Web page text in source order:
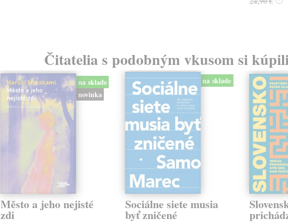
Čitatelia s podobným vkusom si
na sklade
novinka
Město a jeho nejisté
zdi
na sklade
Sociálne siete musia
byť zničené